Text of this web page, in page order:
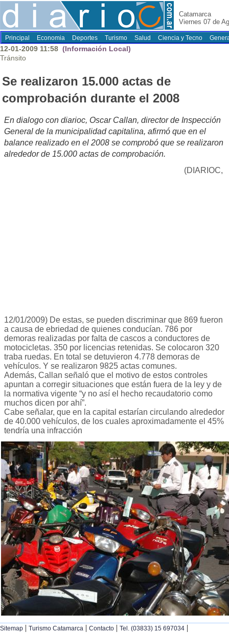
Catamarca
Viernes 07 de
Principal Economia Deportes Turismo Salud Ciencia y Tecno
12-01-2009 11:58 (Información Local)
Tránsito
Se realizaron 15.000 actas de
comprobación durante el 2008
En dialogo con diarioc, Oscar Callan, director de Inspección
General de la municipalidad capitalina, afirmó que en el
balance realizado en el 2008 se comprobó que se realizaron
alrededor de 15.000 actas de comprobación.
(DIARIOC,
12/01/2009) De estas, se pueden discriminar que 869 fueron
a causa de ebriedad de quienes conducían. 786 por
demoras realizadas por falta de cascos a conductores de
motocicletas. 350 por licencias retenidas. Se colocaron 320
traba ruedas. En total se detuvieron 4.778 demoras de
vehículos. Y se realizaron 9825 actas comunes.
Además, Callan señaló que el motivo de estos controles
apuntan a corregir situaciones que están fuera de la ley y de
la normativa vigente “y no así el hecho recaudatorio como
muchos dicen por ahí”.
Cabe señalar, que en la capital estarían circulando alrededor
de 40.000 vehículos, de los cuales aproximadamente el 45%
tendría una infracción
Sitemap | Turismo Catamarca | Contacto | Tel. (03833) 15 697034 |